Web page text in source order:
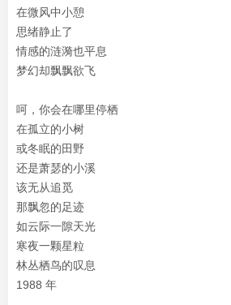
在微风中小憩
思绪静止了
情感的涟漪也平息
梦幻却飘飘欲飞
呵，你会在哪里停栖
在孤立的小树
或冬眠的田野
还是萧瑟的小溪
该无从追觅
那飘忽的足迹
如云际一隙天光
寒夜一颗星粒
林丛栖鸟的叹息
1988 年